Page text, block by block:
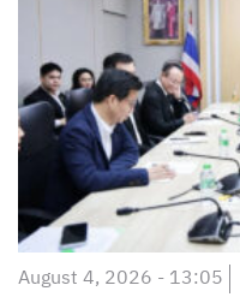
August 4, 2026 - 13:05